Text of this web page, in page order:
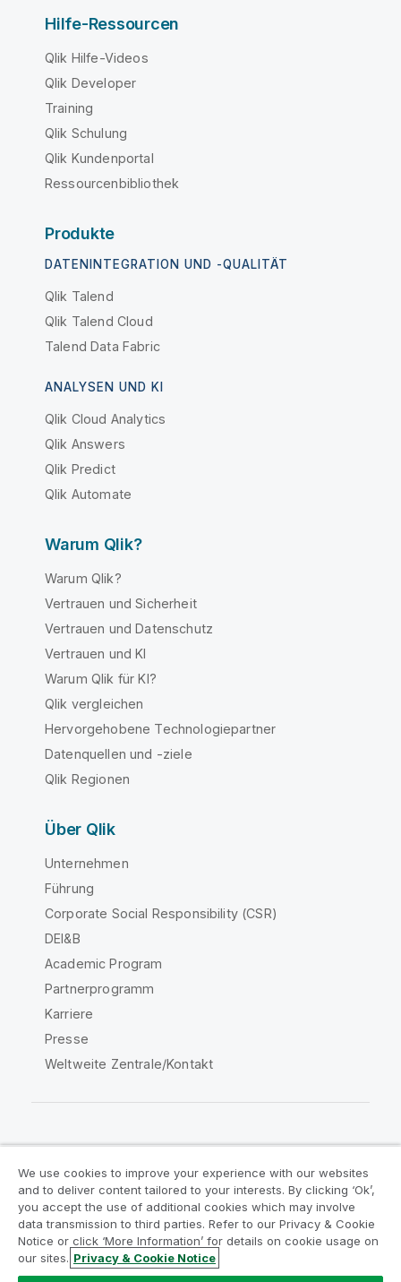
Hilfe-Ressourcen
Qlik Hilfe-Videos
Qlik Developer
Training
Qlik Schulung
Qlik Kundenportal
Ressourcenbibliothek
Produkte
DATENINTEGRATION UND -QUALITÄT
Qlik Talend
Qlik Talend Cloud
Talend Data Fabric
ANALYSEN UND KI
Qlik Cloud Analytics
Qlik Answers
Qlik Predict
Qlik Automate
Warum Qlik?
Warum Qlik?
Vertrauen und Sicherheit
Vertrauen und Datenschutz
Vertrauen und KI
Warum Qlik für KI?
Qlik vergleichen
Hervorgehobene Technologiepartner
Datenquellen und -ziele
Qlik Regionen
Über Qlik
Unternehmen
Führung
Corporate Social Responsibility (CSR)
DEI&B
Academic Program
Partnerprogramm
Karriere
Presse
Weltweite Zentrale/Kontakt
Rechtliche Vereinbarungen
Produktbedingungen
Legal Policies
Legal Policies
Benutzungsbedingungen
Marken
Do Not Share My Info
We use cookies to improve your experience with our websites
and to deliver content tailored to your interests. By clicking ‘Ok’,
you accept the use of additional cookies which may involve
data transmission to third parties. Refer to our Privacy & Cookie
Notice or click ‘More Information’ for details on cookie usage on
our sites. Privacy & Cookie Notice